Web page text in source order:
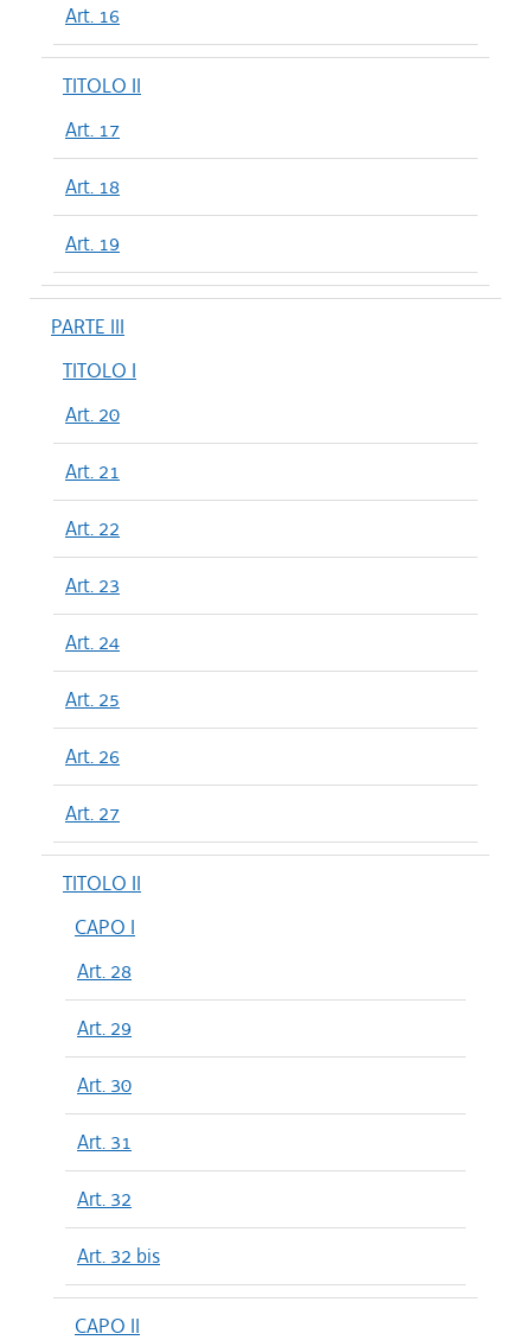
Art. 16
TITOLO II
Art. 17
Art. 18
Art. 19
PARTE III
TITOLO I
Art. 20
Art. 21
Art. 22
Art. 23
Art. 24
Art. 25
Art. 26
Art. 27
TITOLO II
CAPO I
Art. 28
Art. 29
Art. 30
Art. 31
Art. 32
Art. 32 bis
CAPO II